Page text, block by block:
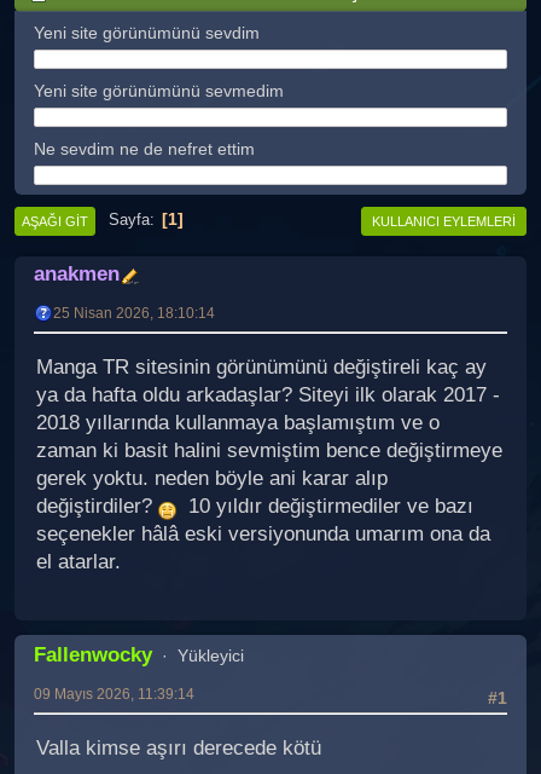
Yeni site görünümünü sevdim
Yeni site görünümünü sevmedim
Ne sevdim ne de nefret ettim
AŞAĞI GIT Sayfa 1 KULLANICI EYLEMLERI
anakmen
25 Nisan 2026, 18:10:14
Manga TR sitesinin görünümünü değiştireli kaç ay
ya da hafta oldu arkadaşlar? Siteyi ilk olarak 2017 -
2018 yıllarında kullanmaya başlamıştım ve o
zaman ki basit halini sevmiştim bence değiştirmeye
gerek yoktu. neden böyle ani karar alıp
değiştirdiler?
10 yıldır değiştirmediler ve bazı
seçenekler hâlâ eski versiyonunda umarım ona da
el atarlar.
Fallenwocky Yükleyici
#1
09 Mayıs 2026, 11:39:14
Valla kimse aşırı derecede kötü